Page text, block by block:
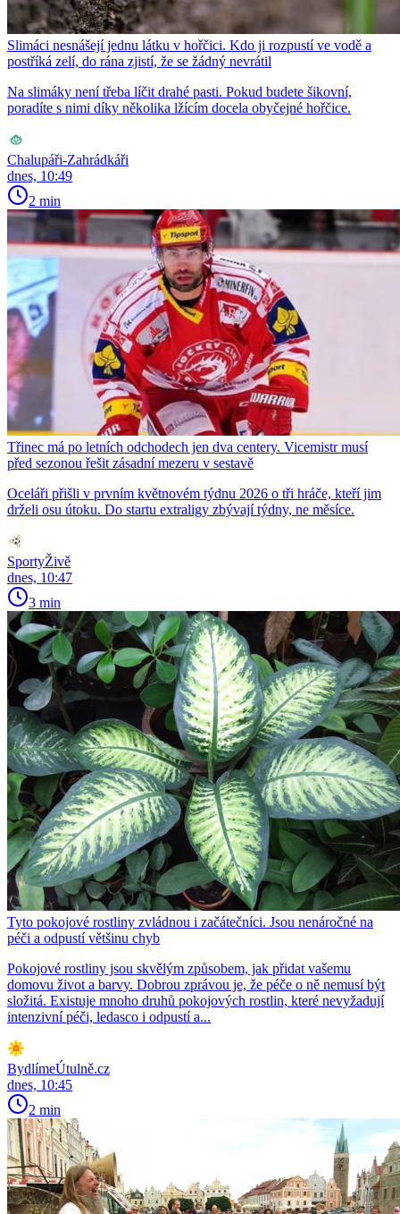
Slimáci nesnášejí jednu látku v hořčici. Kdo ji rozpustí ve vodě a
postříká zelí, do rána zjistí, že se žádný nevrátil
Na slimáky není třeba líčit drahé pasti. Pokud budete šikovní,
poradíte s nimi díky několika lžícím docela obyčejné hořčice.
Chalupáři-Zahrádkáři
dnes, 10:49
2 min
Třinec má po letních odchodech jen dva centery. Vicemistr musí
před sezonou řešit zásadní mezeru v sestavě
Oceláři přišli v prvním květnovém týdnu 2026 o tři hráče, kteří jim
drželi osu útoku. Do startu extraligy zbývají týdny, ne měsíce.
SportyŽivě
dnes, 10:47
3 min
Tyto pokojové rostliny zvládnou i začátečníci. Jsou nenáročné na
péči a odpustí většinu chyb
Pokojové rostliny jsou skvělým způsobem, jak přidat vašemu
domovu život a barvy. Dobrou zprávou je, že péče o ně nemusí být
složitá. Existuje mnoho druhů pokojových rostlin, které nevyžadují
intenzivní péči, ledasco i odpustí a...
BydlímeÚtulně.cz
dnes, 10:45
2 min